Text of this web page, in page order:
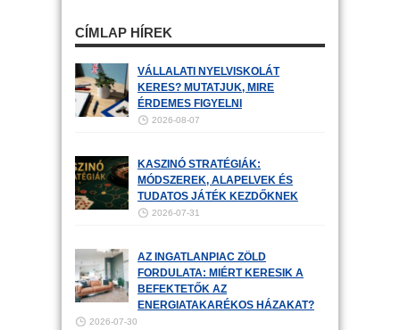
CÍMLAP HÍREK
VÁLLALATI NYELVISKOLÁT
KERES? MUTATJUK, MIRE
ÉRDEMES FIGYELNI
2026-08-07
KASZINÓ STRATÉGIÁK:
MÓDSZEREK, ALAPELVEK ÉS
TUDATOS JÁTÉK KEZDŐKNEK
2026-07-31
AZ INGATLANPIAC ZÖLD
FORDULATA: MIÉRT KERESIK A
BEFEKTETŐK AZ
ENERGIATAKARÉKOS HÁZAKAT?
2026-07-30